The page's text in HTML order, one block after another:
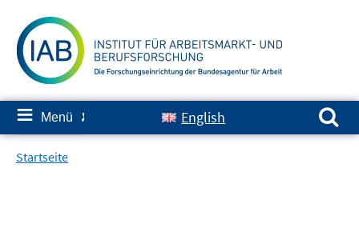
zum
Inhalt
≡ Menü ✘ English
Suchen nach:
Startseite